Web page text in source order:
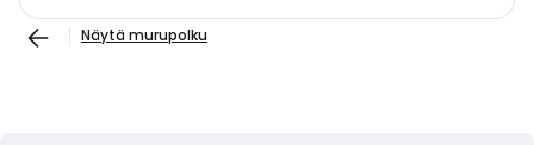
Näytä murupolku